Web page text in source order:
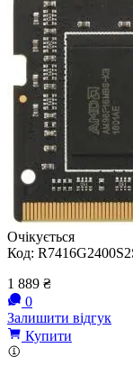
Очікується
Код:
1 889 ₴
0
Залишити відгук
Купити